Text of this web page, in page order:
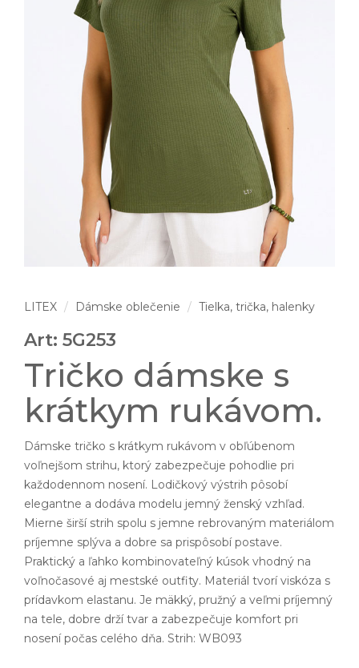
LITEX Dámske oblečenie Tielka, trička, halenky
Art: 5G253
Tričko dámske s
krátkym rukávom.
Dámske tričko s krátkym rukávom v obľúbenom
voľnejšom strihu, ktorý zabezpečuje pohodlie pri
každodennom nosení. Lodičkový výstrih pôsobí
elegantne a dodáva modelu jemný ženský vzhľad.
Mierne širší strih spolu s jemne rebrovaným materiálom
príjemne splýva a dobre sa prispôsobí postave.
Praktický a ľahko kombinovateľný kúsok vhodný na
voľnočasové aj mestské outfity. Materiál tvorí viskóza s
prídavkom elastanu. Je mäkký, pružný a veľmi príjemný
na tele, dobre drží tvar a zabezpečuje komfort pri
nosení počas celého dňa. Strih: WB093